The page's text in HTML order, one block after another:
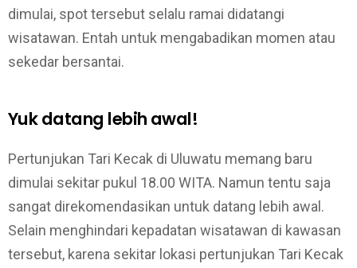
dimulai, spot tersebut selalu ramai didatangi
wisatawan. Entah untuk mengabadikan momen atau
sekedar bersantai.
Yuk datang lebih awal!
Pertunjukan Tari Kecak di Uluwatu memang baru
dimulai sekitar pukul 18.00 WITA. Namun tentu saja
sangat direkomendasikan untuk datang lebih awal.
Selain menghindari kepadatan wisatawan di kawasan
tersebut, karena sekitar lokasi pertunjukan Tari Kecak